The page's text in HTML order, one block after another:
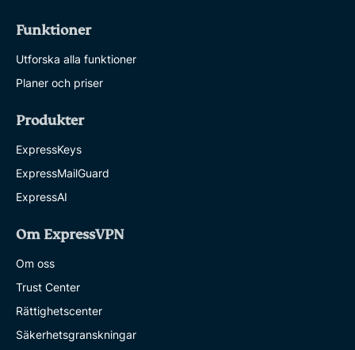
Funktioner
Utforska alla funktioner
Planer och priser
Produkter
ExpressKeys
ExpressMailGuard
ExpressAI
Om ExpressVPN
Om oss
Trust Center
Rättighetscenter
Säkerhetsgranskningar